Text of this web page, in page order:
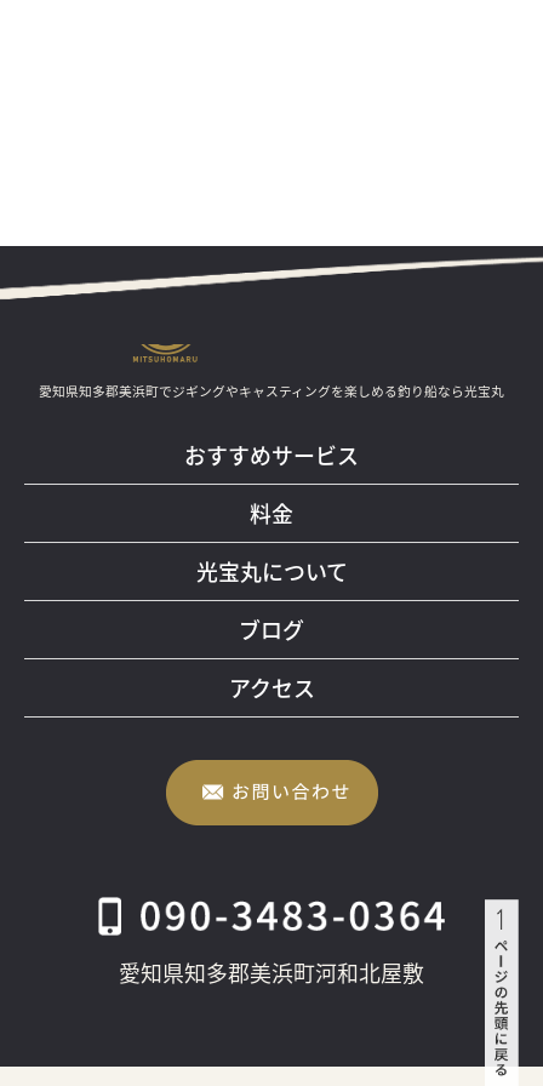
愛知県知多郡美浜町でジギングやキャスティングを楽しめる釣り船なら光宝丸
おすすめサービス
料金
光宝丸について
ブログ
アクセス
愛知県知多郡美浜町河和北屋敷